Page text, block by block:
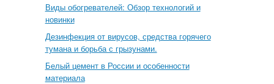
Виды обогревателей: Обзор технологий и
новинки
Дезинфекция от вирусов, средства горячего
тумана и борьба с грызунами.
Белый цемент в России и особенности
материала